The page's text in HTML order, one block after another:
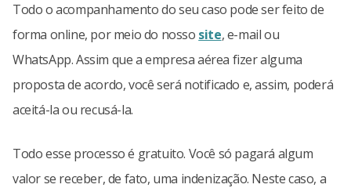
Todo o acompanhamento do seu caso pode ser feito de
forma online, por meio do nosso site, e-mail ou
WhatsApp. Assim que a empresa aérea fizer alguma
proposta de acordo, você será notificado e, assim, poderá
aceitá-la ou recusá-la.
Todo esse processo é gratuito. Você só pagará algum
valor se receber, de fato, uma indenização. Neste caso, a